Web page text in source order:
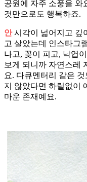
공원에 자주 소풍을 와
것만으로도 행복하죠.
안시각이 넓어지고 깊
고 살았는데 인스타그
나고, 꽃이 피고, 낙엽
보게 되니까 자연스레
요. 다큐멘터리 같은
지 않았다면 하릴없이
마운 존재예요.